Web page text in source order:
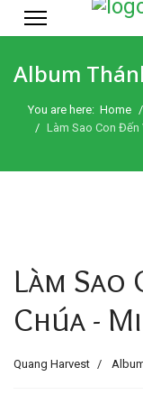
Album
You are here: Home
Làm Sao Con Đến
Làm
Chúa -
Quang Harvest